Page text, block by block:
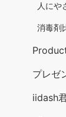
人にや
消毒剤
プレゼ
iidash